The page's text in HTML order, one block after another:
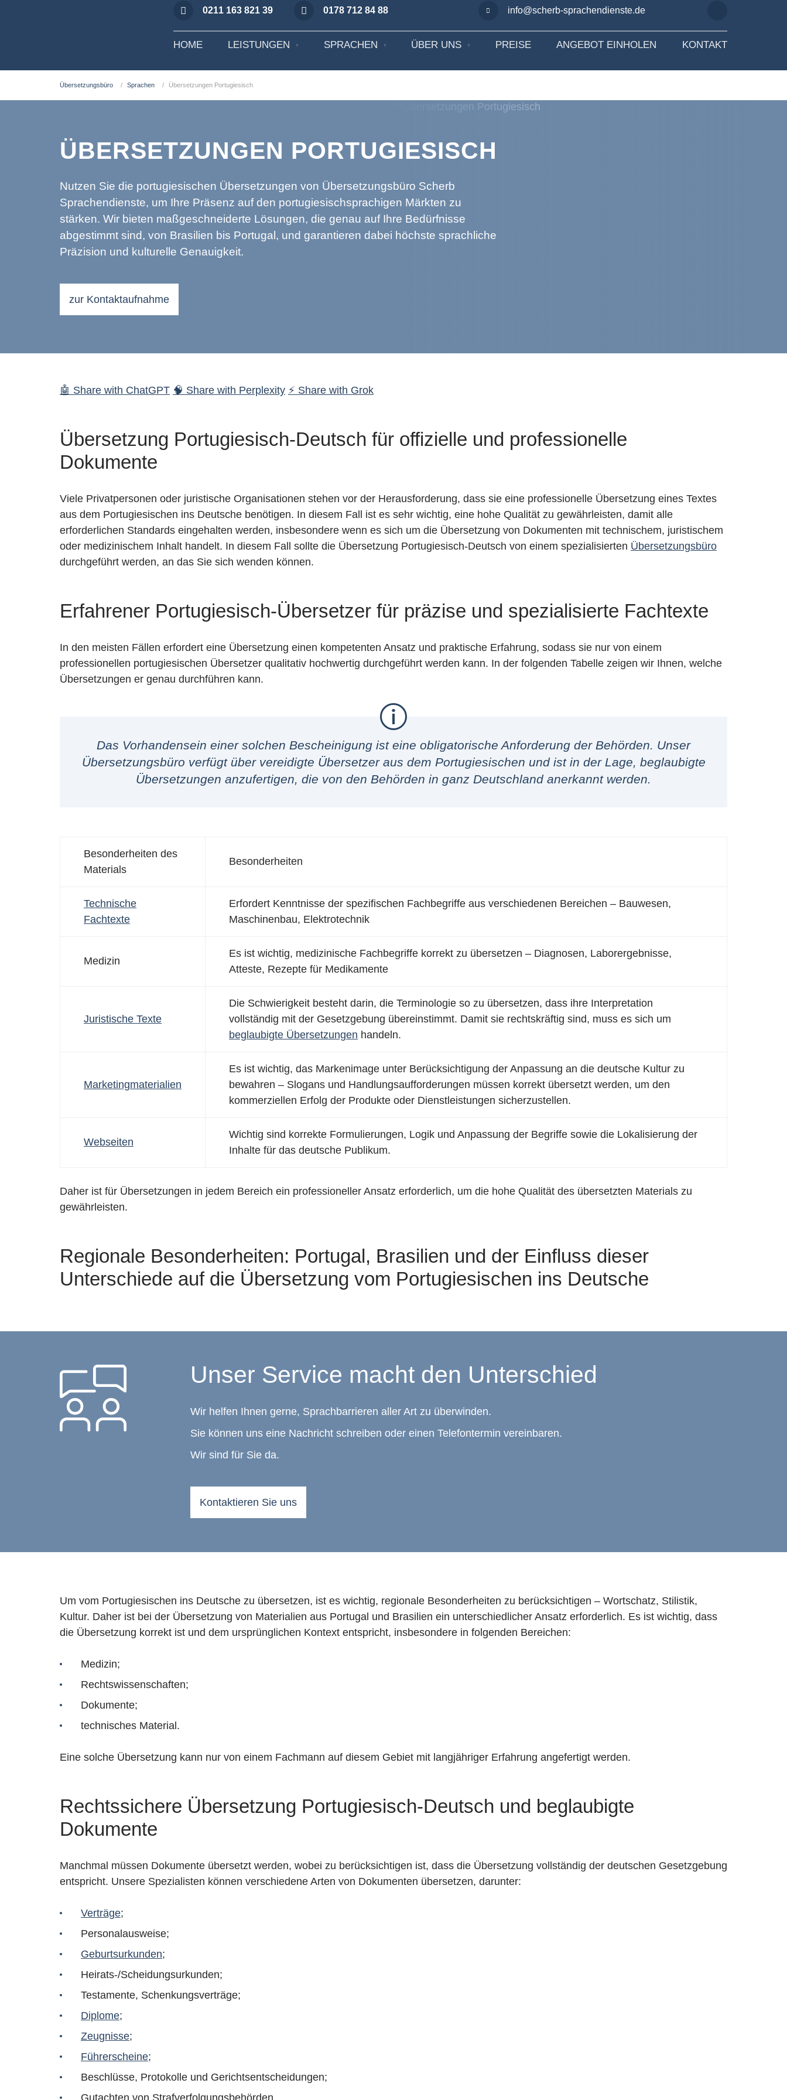
0211 163 821 39 0178 712 84 88 info@scherb-sprachendienste.de
HOME LEISTUNGEN SPRACHEN ÜBER UNS PREISE ANGEBOT EINHOLEN KONTAKT
Übersetzungsbüro Sprachen Übersetzungen Portugiesisch
ÜBERSETZUNGEN PORTUGIESISCH
Nutzen Sie die portugiesischen Übersetzungen von Übersetzungsbüro Scherb
Sprachendienste, um Ihre Präsenz auf den portugiesischsprachigen Märkten zu
stärken. Wir bieten maßgeschneiderte Lösungen, die genau auf Ihre Bedürfnisse
abgestimmt sind, von Brasilien bis Portugal, und garantieren dabei höchste sprachliche
Präzision und kulturelle Genauigkeit.
zur Kontaktaufnahme
🤖 Share with ChatGPT 🧠 Share with Perplexity ⚡ Share with Grok
Übersetzung Portugiesisch-Deutsch für offizielle und professionelle
Dokumente
Viele Privatpersonen oder juristische Organisationen stehen vor der Herausforderung, dass sie eine professionelle Übersetzung eines Textes
aus dem Portugiesischen ins Deutsche benötigen. In diesem Fall ist es sehr wichtig, eine hohe Qualität zu gewährleisten, damit alle
erforderlichen Standards eingehalten werden, insbesondere wenn es sich um die Übersetzung von Dokumenten mit technischem, juristischem
oder medizinischem Inhalt handelt. In diesem Fall sollte die Übersetzung Portugiesisch-Deutsch von einem spezialisierten Übersetzungsbüro
durchgeführt werden, an das Sie sich wenden können.
Erfahrener Portugiesisch-Übersetzer für präzise und spezialisierte Fachtexte
In den meisten Fällen erfordert eine Übersetzung einen kompetenten Ansatz und praktische Erfahrung, sodass sie nur von einem
professionellen portugiesischen Übersetzer qualitativ hochwertig durchgeführt werden kann. In der folgenden Tabelle zeigen wir Ihnen, welche
Übersetzungen er genau durchführen kann.
Das Vorhandensein einer solchen Bescheinigung ist eine obligatorische Anforderung der Behörden. Unser
Übersetzungsbüro verfügt über vereidigte Übersetzer aus dem Portugiesischen und ist in der Lage, beglaubigte
Übersetzungen anzufertigen, die von den Behörden in ganz Deutschland anerkannt werden.
Besonderheiten des
Materials
Besonderheiten
Technische
Fachtexte
Erfordert Kenntnisse der spezifischen Fachbegriffe aus verschiedenen Bereichen – Bauwesen,
Maschinenbau, Elektrotechnik
Medizin
Es ist wichtig, medizinische Fachbegriffe korrekt zu übersetzen – Diagnosen, Laborergebnisse,
Atteste, Rezepte für Medikamente
Juristische Texte
Die Schwierigkeit besteht darin, die Terminologie so zu übersetzen, dass ihre Interpretation
vollständig mit der Gesetzgebung übereinstimmt. Damit sie rechtskräftig sind, muss es sich um
beglaubigte Übersetzungen handeln.
Marketingmaterialien
Es ist wichtig, das Markenimage unter Berücksichtigung der Anpassung an die deutsche Kultur zu
bewahren – Slogans und Handlungsaufforderungen müssen korrekt übersetzt werden, um den
kommerziellen Erfolg der Produkte oder Dienstleistungen sicherzustellen.
Webseiten
Wichtig sind korrekte Formulierungen, Logik und Anpassung der Begriffe sowie die Lokalisierung der
Inhalte für das deutsche Publikum.
Daher ist für Übersetzungen in jedem Bereich ein professioneller Ansatz erforderlich, um die hohe Qualität des übersetzten Materials zu
gewährleisten.
Regionale Besonderheiten: Portugal, Brasilien und der Einfluss dieser
Unterschiede auf die Übersetzung vom Portugiesischen ins Deutsche
Unser Service macht den Unterschied
Wir helfen Ihnen gerne, Sprachbarrieren aller Art zu überwinden.
Sie können uns eine Nachricht schreiben oder einen Telefontermin vereinbaren.
Wir sind für Sie da.
Kontaktieren Sie uns
Um vom Portugiesischen ins Deutsche zu übersetzen, ist es wichtig, regionale Besonderheiten zu berücksichtigen – Wortschatz, Stilistik,
Kultur. Daher ist bei der Übersetzung von Materialien aus Portugal und Brasilien ein unterschiedlicher Ansatz erforderlich. Es ist wichtig, dass
die Übersetzung korrekt ist und dem ursprünglichen Kontext entspricht, insbesondere in folgenden Bereichen:
Medizin;
Rechtswissenschaften;
Dokumente;
technisches Material.
Eine solche Übersetzung kann nur von einem Fachmann auf diesem Gebiet mit langjähriger Erfahrung angefertigt werden.
Rechtssichere Übersetzung Portugiesisch-Deutsch und beglaubigte
Dokumente
Manchmal müssen Dokumente übersetzt werden, wobei zu berücksichtigen ist, dass die Übersetzung vollständig der deutschen Gesetzgebung
entspricht. Unsere Spezialisten können verschiedene Arten von Dokumenten übersetzen, darunter:
Verträge;
Personalausweise;
Geburtsurkunden;
Heirats-/Scheidungsurkunden;
Testamente, Schenkungsverträge;
Diplome;
Zeugnisse;
Führerscheine;
Beschlüsse, Protokolle und Gerichtsentscheidungen;
Gutachten von Strafverfolgungsbehörden.